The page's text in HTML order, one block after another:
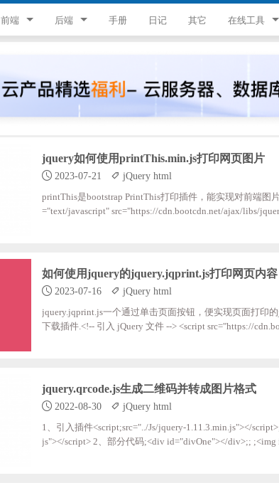
前端
JavaScript
Style
后端
ThinkPHP8
ThinkPHP6
ThinkPHP
Laravel
微信小程序
服务器
手册 日记 其它 在线工具
领优惠券
违禁词查询
jquery如何使用printThis.min.js打印网页图片
2023-07-21 jQuery html
printThis是bootstrap PrintThis打印插件，能实现对前端图
="text/javascript" src="https://cdn.bootcdn.net/ajax/libs/
如何使用jquery的jquery.jqprint.js打印网页内
2023-07-16 jQuery html
jquery.jqprint.js一个通过单击页面按钮，便实现页面打印
下载插件.<!-- 引入 jQuery 文件 --> <script src="https://cdn.bootcdn.net/ajax/libs/jquery/3.6.0/jquery.min.js"></script> <!-- 引入 jqu
jquery.qrcode.js生成二维码并转成图片格式
2022-08-30 jQuery html
1、引入插件<script;src="../Js/jquery-1.11.3.min.js"></
js"></script> 2、部分代码;<div id="divOne"></div>;; ;<img